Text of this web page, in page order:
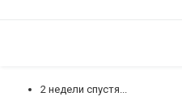
2 недели спустя...